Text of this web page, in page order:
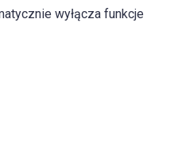
wyłącza funkcje